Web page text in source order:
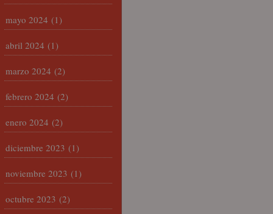
mayo 2024 (1)
abril 2024 (1)
marzo 2024 (2)
febrero 2024 (2)
enero 2024 (2)
diciembre 2023 (1)
noviembre 2023 (1)
octubre 2023 (2)